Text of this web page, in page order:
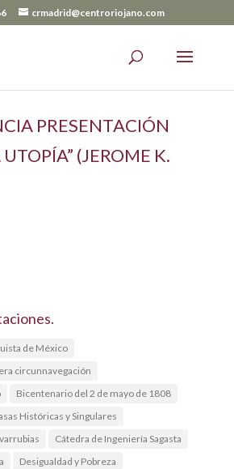
crmadrid@centroriojano.com
PRESENTACIÓN
(JEROME K.
de México
circunnavegación
Bicentenario del 2 de mayo de 1808
Históricas y Singulares
Cátedra de Ingeniería Sagasta
Desigualdad y Pobreza